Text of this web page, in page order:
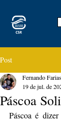
Post
Páscoa
Fernando Farias
19 de jul. de
Páscoa é